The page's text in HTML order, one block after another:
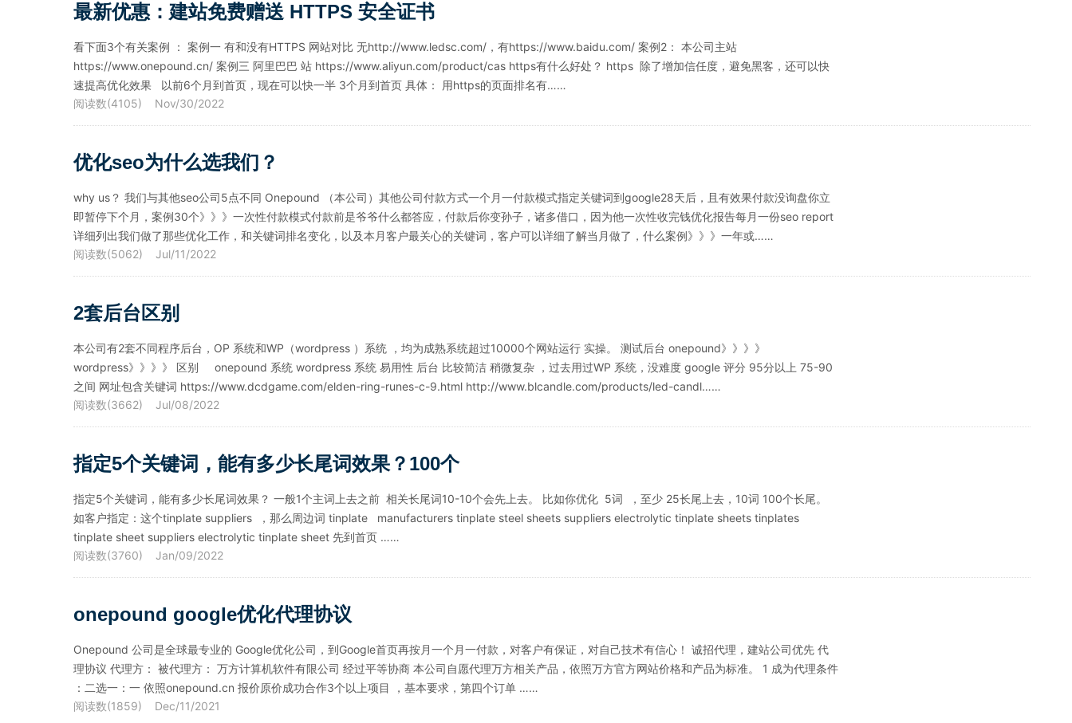
最新优惠：建站免费赠送 HTTPS 安全证书
看下面3个有关案例 ： 案例一 有和没有HTTPS 网站对比 无http://www.ledsc.com/，有https://www.baidu.com/ 案例2： 本公司主站
https://www.onepound.cn/ 案例三 阿里巴巴 站 https://www.aliyun.com/product/cas https有什么好处？ https 除了增加信任度，避免黑客，还可以快
速提高优化效果 以前6个月到首页，现在可以快一半 3个月到首页 具体： 用https的页面排名有……
阅读数(4105) Nov/30/2022
优化seo为什么选我们？
why us？ 我们与其他seo公司5点不同 Onepound （本公司）其他公司付款方式一个月一付款模式指定关键词到google28天后，且有效果付款没询盘你立
即暂停下个月，案例30个》》》一次性付款模式付款前是爷爷什么都答应，付款后你变孙子，诸多借口，因为他一次性收完钱优化报告每月一份seo report
详细列出我们做了那些优化工作，和关键词排名变化，以及本月客户最关心的关键词，客户可以详细了解当月做了，什么案例》》》一年或……
阅读数(5062) Jul/11/2022
2套后台区别
本公司有2套不同程序后台，OP 系统和WP（wordpress ）系统 ，均为成熟系统超过10000个网站运行 实操。 测试后台 onepound》》》》
wordpress》》》》 区别 onepound 系统 wordpress 系统 易用性 后台 比较简洁 稍微复杂 ，过去用过WP 系统，没难度 google 评分 95分以上 75-90
之间 网址包含关键词 https://www.dcdgame.com/elden-ring-runes-c-9.html http://www.blcandle.com/products/led-candl……
阅读数(3662) Jul/08/2022
指定5个关键词，能有多少长尾词效果？100个
指定5个关键词，能有多少长尾词效果？ 一般1个主词上去之前 相关长尾词10-10个会先上去。 比如你优化 5词 ，至少 25长尾上去，10词 100个长尾。
如客户指定：这个tinplate suppliers ，那么周边词 tinplate manufacturers tinplate steel sheets suppliers electrolytic tinplate sheets tinplates
tinplate sheet suppliers electrolytic tinplate sheet 先到首页 ……
阅读数(3760) Jan/09/2022
onepound google优化代理协议
Onepound 公司是全球最专业的 Google优化公司，到Google首页再按月一个月一付款，对客户有保证，对自己技术有信心！ 诚招代理，建站公司优先 代
理协议 代理方： 被代理方： 万方计算机软件有限公司 经过平等协商 本公司自愿代理万方相关产品，依照万方官方网站价格和产品为标准。 1 成为代理条件
：二选一：一 依照onepound.cn 报价原价成功合作3个以上项目 ，基本要求，第四个订单 ……
阅读数(1859) Dec/11/2021